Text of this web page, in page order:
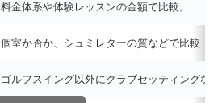
料金体系や体験レッスンの金額で比較。
個室か否か、シュミレターの質などで比較
ゴルフスイング以外にクラブセッティングな